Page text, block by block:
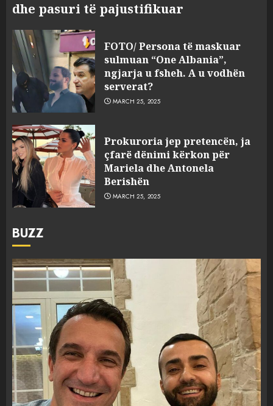
dhe pasuri të pajustifikuar
FOTO/ Persona të maskuar
sulmuan “One Albania”,
ngjarja u fsheh. A u vodhën
serverat?
MARCH 25, 2025
Prokuroria jep pretencën, ja
çfarë dënimi kërkon për
Mariela dhe Antonela
Berishën
MARCH 25, 2025
BUZZ